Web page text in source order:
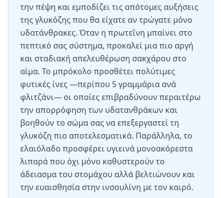
την πέψη και εμποδίζει τις απότομες αυξήσεις
της γλυκόζης που θα είχατε αν τρώγατε μόνο
υδατάνθρακες. Όταν η πρωτεΐνη μπαίνει στο
πεπτικό σας σύστημα, προκαλεί μια πιο αργή
και σταδιακή απελευθέρωση σακχάρου στο
αίμα. Το μπρόκολο προσθέτει πολύτιμες
φυτικές ίνες —περίπου 5 γραμμάρια ανά
φλιτζάνι— οι οποίες επιβραδύνουν περαιτέρω
την απορρόφηση των υδατανθράκων και
βοηθούν το σώμα σας να επεξεργαστεί τη
γλυκόζη πιο αποτελεσματικά. Παράλληλα, το
ελαιόλαδο προσφέρει υγιεινά μονοακόρεστα
λιπαρά που όχι μόνο καθυστερούν το
άδειασμα του στομάχου αλλά βελτιώνουν και
την ευαισθησία στην ινσουλίνη με τον καιρό.